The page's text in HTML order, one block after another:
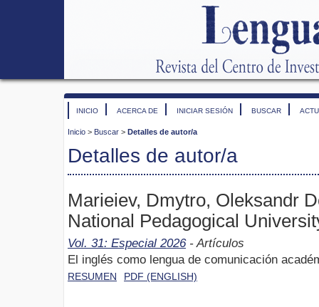
INICIO ACERCA DE INICIAR SESIÓN BUSCAR
Inicio > Buscar > Detalles de autor/a
Detalles de autor/a
Marieiev, Dmytro, Oleksandr
National Pedagogical
Vol. 31: Especial 2026- Artículos
El inglés como lengua de comunicación
RESUMEN PDF (ENGLISH)